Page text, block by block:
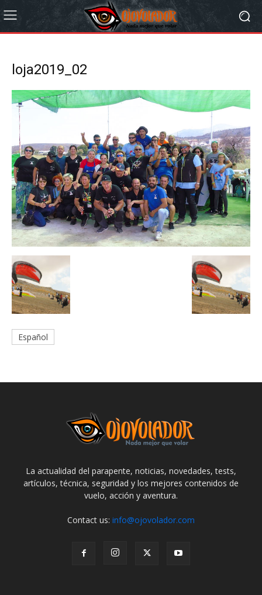
loja2019_02
Español
La actualidad del parapente, noticias, novedades, tests,
artículos, técnica, seguridad y los mejores contenidos de
vuelo, acción y aventura.
Contact us: info@ojovolador.com